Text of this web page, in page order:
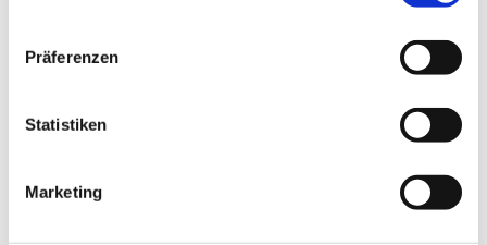
Präferenzen
Statistiken
Marketing